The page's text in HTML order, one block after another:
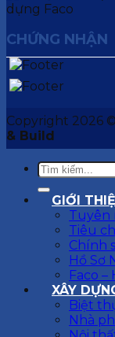
CHỨNG NHẬN
Copyright 2026 ©
& Build
GIỚI
Tuyên
Tiêu
Chính
Hồ Sơ
Faco
XÂY
Biệt
Nhà